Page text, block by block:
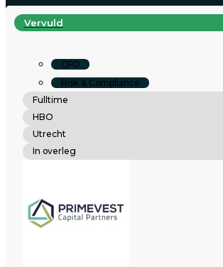
Vervuld
CFO
Risk & Compliance
Fulltime
HBO
Utrecht
In overleg